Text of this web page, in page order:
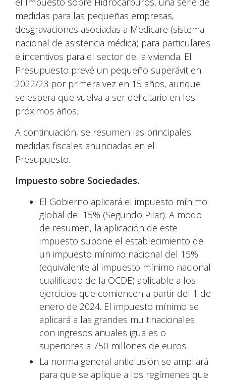
medidas para las pequeñas empresas,
desgravaciones asociadas a Medicare (sistema
nacional de asistencia médica) para particulares
e incentivos para el sector de la vivienda. El
Presupuesto prevé un pequeño superávit en
2022/23 por primera vez en 15 años, aunque
se espera que vuelva a ser deficitario en los
próximos años.
A continuación, se resumen las principales
medidas fiscales anunciadas en el
Presupuesto.
Impuesto sobre Sociedades.
El Gobierno aplicará el impuesto mínimo
global del 15% (Segundo Pilar). A modo
de resumen, la aplicación de este
impuesto supone el establecimiento de
un impuesto mínimo nacional del 15%
(equivalente al impuesto mínimo nacional
cualificado de la OCDE) aplicable a los
ejercicios que comiencen a partir del 1 de
enero de 2024. El impuesto mínimo se
aplicará a las grandes multinacionales
con ingresos anuales iguales o
superiores a 750 millones de euros.
La norma general antielusión se ampliará
para que se aplique a los regímenes que